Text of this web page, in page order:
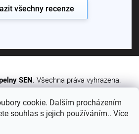
cookie. Dalším procházením
souhlas s jejich používáním.. Více
všechny recenze
Shoptet Premium
SEN . Všechna práva vyhrazena.